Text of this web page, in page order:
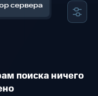
сервера
поиска ничего